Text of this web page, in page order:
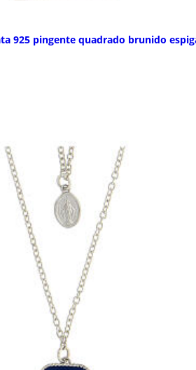
925 pingente quadrado brunido